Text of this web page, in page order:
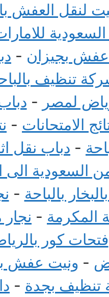
لنقل العفش
بجيزان -
تنظيف
لمصر -
الامتحانات -
- دباب نقل
الى
بالباحة -
المكرمة -
فتحات كور
- ونيت عفش
تنظيف بجدة -